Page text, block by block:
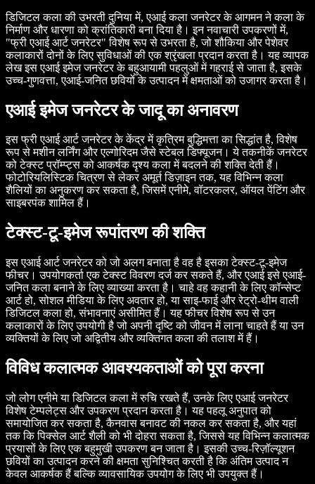
डिजिटल कला की उभरती दुनिया में, एआई कला जनरेटर के आगमन ने कला के
निर्माण और धारणा को क्रांतिकारी बना दिया है। इन नवाचारी उपकरणों में,
"फ्री एआई आर्ट जनरेटर" विशेष रूप से उभरता है, जो शौकिया और पेशेवर
कलाकारों दोनों के लिए सुविधाओं की एक श्रृंखला प्रदान करता है। यह व्यापक
लेख इस एआई इमेज जनरेटर के बहुआयामी पहलुओं में गहराई से जाता है, इसके
उच्च-गुणवत्ता, एआई-जनित छवियों के उत्पादन में क्षमताओं को उजागर करता है।
एआई इमेज जनरेटर के जादू का अनावरण
इस फ्री एआई आर्ट जनरेटर के केंद्र में कृत्रिम बुद्धिमत्ता का सिद्धांत है, विशेष
रूप से मशीन लर्निंग और एल्गोरिदम जैसे स्टेबल डिफ्यूजन। ये तकनीकें जनरेटर
को टेक्स्ट प्रॉम्प्ट्स को आकर्षक दृश्य कला में बदलने की शक्ति देती हैं।
फोटोरियलिस्टिक चित्रण से लेकर अमूर्त डिज़ाइन तक, यह विभिन्न कला
शैलियों का अनुकरण कर सकता है, जिसमें एनीमे, वॉटरकलर, ऑयल पेंटिंग और
साइबरपंक शामिल हैं।
टेक्स्ट-टू-इमेज रूपांतरण की शक्ति
इस एआई आर्ट जनरेटर को जो अलग बनाता है वह है इसका टेक्स्ट-टू-इमेज
फीचर। उपयोगकर्ता एक टेक्स्ट विवरण दर्ज कर सकते हैं, और एआई इसे एआई-
जनित कला बनाने के लिए व्याख्या करता है। चाहे वह कहानी के लिए कॉन्सेप्ट
आर्ट हो, सोशल मीडिया के लिए अवतार हो, या साइ-फाई और रेट्रो-थीम वाली
डिजिटल कला हो, संभावनाएं असीमित हैं। यह फीचर विशेष रूप से उन
कलाकारों के लिए उपयोगी है जो अपनी दृष्टि को जीवन में लाना चाहते हैं या उन
व्यक्तियों के लिए जो अद्वितीय और व्यक्तिगत कला की तलाश में हैं।
विविध कलात्मक आवश्यकताओं को पूरा करना
जो लोग एनीमे या डिजिटल कला में रुचि रखते हैं, उनके लिए एआई जनरेटर
विशेष टेम्पलेट्स और उपकरण प्रदान करता है। यह पहलू अनुपात को
समायोजित कर सकता है, कैनवास बनावट की नकल कर सकता है, और यहां
तक कि पिक्सेल आर्ट शैली को भी दोहरा सकता है, जिससे यह विभिन्न कलात्मक
प्रयासों के लिए एक बहुमुखी उपकरण बन जाता है। इसकी उच्च-रिज़ॉल्यूशन
छवियों का उत्पादन करने की क्षमता सुनिश्चित करती है कि अंतिम उत्पाद न
केवल आकर्षक हैं बल्कि व्यावसायिक उपयोग के लिए भी उपयुक्त हैं।